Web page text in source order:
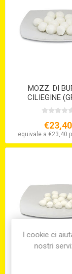
MOZZ. DI
CILIEGINE
€23,40
equivale a €23,40
I cookie ci
nostri